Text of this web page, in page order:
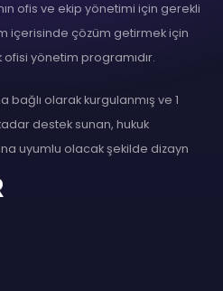
ofis ve ekip yönetimi için gerekli
içerisinde çözüm getirmek için
yönetim programıdır.
bağlı olarak kurgulanmış ve 1
destek sunan, hukuk
uyumlu olacak şekilde dizayn